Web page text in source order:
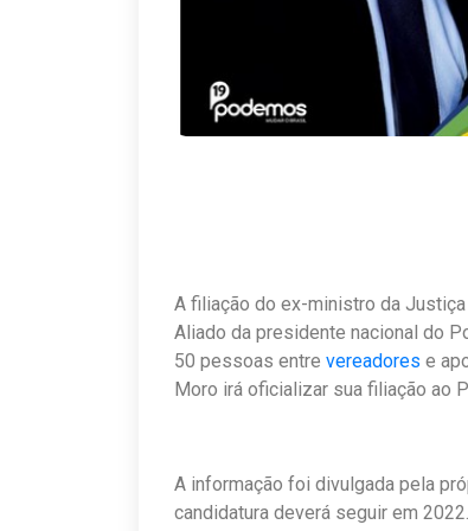
A filiação do ex-ministro da
Aliado da presidente nacional do
50 pessoas entre vereadores e
Moro irá oficializar sua filiação ao
A informação foi divulgada pela
candidatura deverá seguir em